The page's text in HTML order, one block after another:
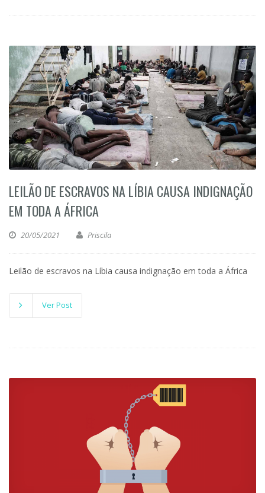
LEILÃO DE ESCRAVOS NA LÍBIA CAUSA INDIGNAÇÃO
EM TODA A ÁFRICA
20/05/2021 Priscila
Leilão de escravos na Líbia causa indignação em toda a África
Ver Post